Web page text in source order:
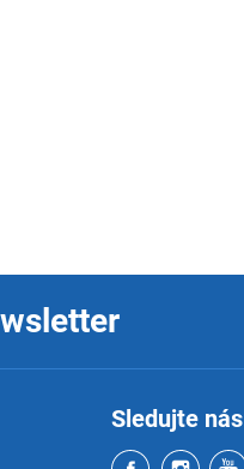
Sledujte nás